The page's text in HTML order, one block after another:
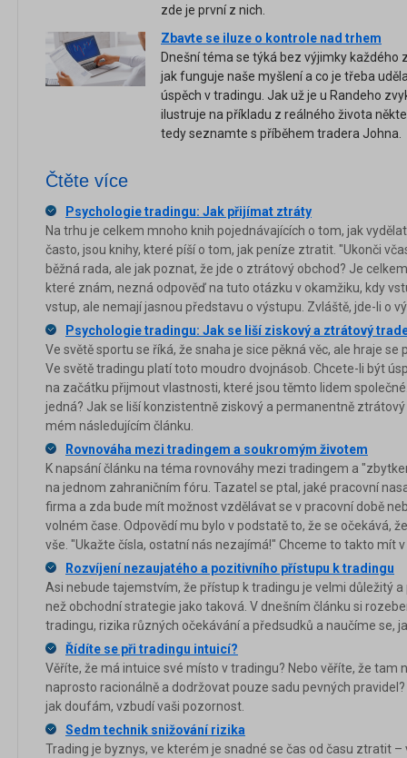
zde je první z nich.
Zbavte se iluze o kontrole nad trhem
Dnešní téma se týká bez výjimky každého
jak funguje naše myšlení a co je třeba
úspěch v tradingu. Jak už je u Randeho
ilustruje na příkladu z reálného života
tedy seznamte s příběhem tradera Johna.
Čtěte více
Psychologie tradingu: Jak přijímat ztráty
Na trhu je celkem mnoho knih pojednávajících o tom, jak
často, jsou knihy, které píší o tom, jak peníze ztratit. "Ukonči
běžná rada, ale jak poznat, že jde o ztrátový obchod? Je
které znám, nezná odpověď na tuto otázku v okamžiku, kdy
vstup, ale nemají jasnou představu o výstupu. Zvláště, jde-li o
Psychologie tradingu: Jak se liší ziskový a ztrátový
Ve světě sportu se říká, že snaha je sice pěkná věc, ale hraje se
Ve světě tradingu platí toto moudro dvojnásob. Chcete-li být
na začátku přijmout vlastnosti, které jsou těmto lidem
jedná? Jak se liší konzistentně ziskový a permanentně
mém následujícím článku.
Rovnováha mezi tradingem a soukromým životem
K napsání článku na téma rovnováhy mezi tradingem a
na jednom zahraničním fóru. Tazatel se ptal, jaké pracovní
firma a zda bude mít možnost vzdělávat se v pracovní době
volném čase. Odpovědí mu bylo v podstatě to, že se očekává,
vše. "Ukažte čísla, ostatní nás nezajímá!" Chceme to takto mít
Rozvíjení nezaujatého a pozitivního přístupu k tradingu
Asi nebude tajemstvím, že přístup k tradingu je velmi důležitý
než obchodní strategie jako taková. V dnešním článku si
tradingu, rizika různých očekávání a předsudků a naučíme se,
Řídíte se při tradingu intuicí?
Věříte, že má intuice své místo v tradingu? Nebo věříte, že tam
naprosto racionálně a dodržovat pouze sadu pevných
jak doufám, vzbudí vaši pozornost.
Sedm technik snižování rizika
Trading je byznys, ve kterém je snadné se čas od času ztratit